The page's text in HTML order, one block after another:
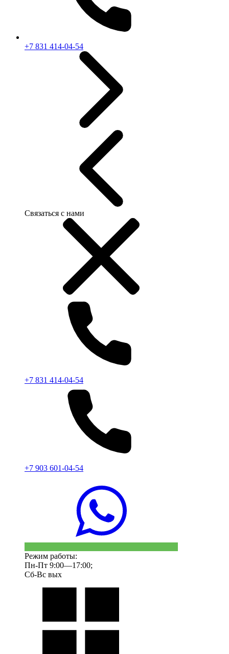
+7 831 414-04-54
Связаться с нами
+7 831 414-04-54
+7 903 601-04-54
Режим работы:
Пн-Пт 9:00—17:00;
Сб-Вс вых